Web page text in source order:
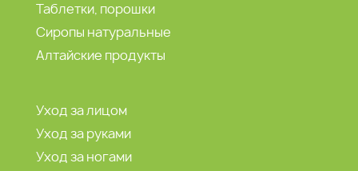
Таблетки, порошки
Сиропы натуральные
Алтайские продукты
Уход за лицом
Уход за руками
Уход за ногами